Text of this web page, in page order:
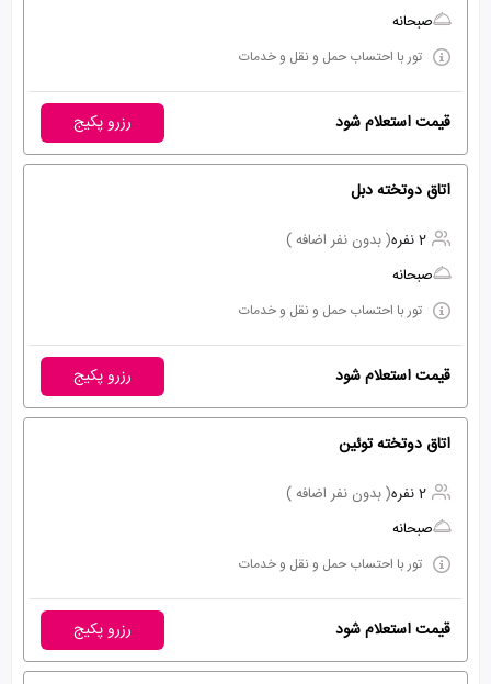
صبحانه
تور با احتساب حمل و نقل و خدمات
قیمت استعلام شود رزرو پکیج
اتاق دوتخته دبل
2 نفره
( بدون نفر اضافه )
صبحانه
تور با احتساب حمل و نقل و خدمات
قیمت استعلام شود رزرو پکیج
اتاق دوتخته توئین
2 نفره
( بدون نفر اضافه )
صبحانه
تور با احتساب حمل و نقل و خدمات
قیمت استعلام شود رزرو پکیج